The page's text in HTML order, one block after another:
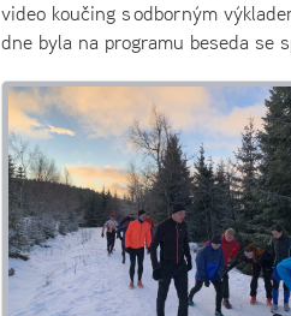
video koučing s odborným
dne byla na programu beseda se